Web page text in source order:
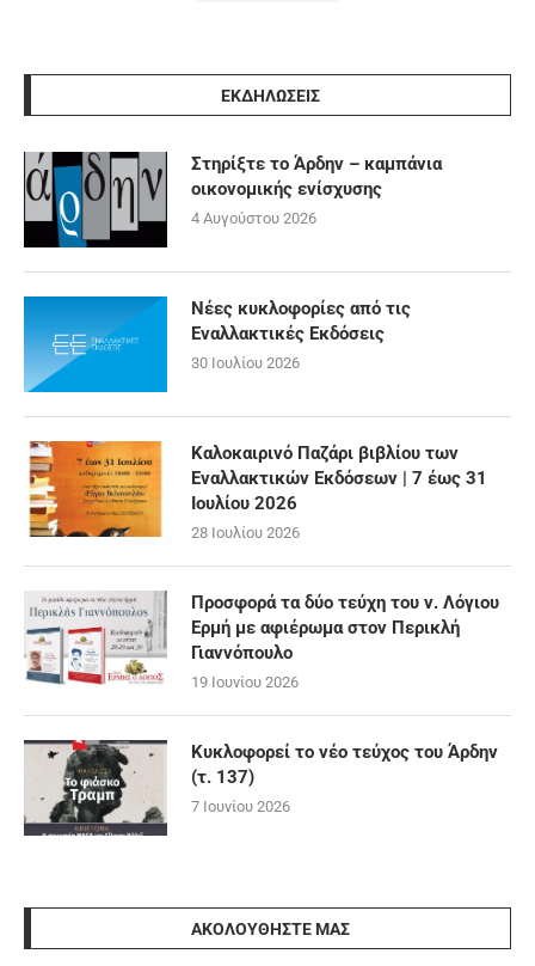
ΕΚΔΗΛΩΣΕΙΣ
Στηρίξτε το Άρδην – καμπάνια
οικονομικής ενίσχυσης
4 Αυγούστου 2026
Νέες κυκλοφορίες από τις
Εναλλακτικές Εκδόσεις
30 Ιουλίου 2026
Καλοκαιρινό Παζάρι βιβλίου των
Εναλλακτικών Εκδόσεων | 7 έως 31
Ιουλίου 2026
28 Ιουλίου 2026
Προσφορά τα δύο τεύχη του ν. Λόγιου
Ερμή με αφιέρωμα στον Περικλή
Γιαννόπουλο
19 Ιουνίου 2026
Κυκλοφορεί το νέο τεύχος του Άρδην
(τ. 137)
7 Ιουνίου 2026
ΑΚΟΛΟΥΘΉΣΤΕ ΜΑΣ